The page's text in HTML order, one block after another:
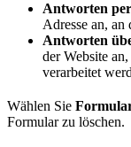
Antworten
Adresse an, an
Antworten
der Website
verarbeitet
Wählen Sie
Formular zu löschen.